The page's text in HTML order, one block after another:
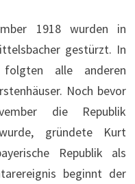
1918 wurden in
gestürzt. In
alle anderen
Noch bevor
die Republik
gründete Kurt
Republik als
beginnt der